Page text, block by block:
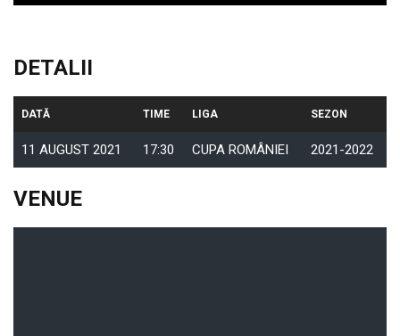
DETALII
DATĂ TIME LIGA SEZON
11 AUGUST 2021 17:30 CUPA ROMÂNIEI 2021-2022
VENUE